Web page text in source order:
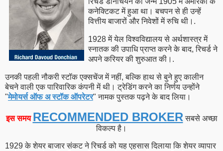
कनेक्टिकट में हुआ था। बचपन से ही उन्हें
वित्तीय बाजारों और निवेशों में रुचि थी।.
1928 में येल विश्वविद्यालय से अर्थशास्त्र में
स्नातक की उपाधि प्राप्त करने के बाद, रिचर्ड ने
अपने करियर की शुरुआत की।.
उनकी पहली नौकरी स्टॉक एक्सचेंज में नहीं, बल्कि हाथ से बुने हुए कालीन
बेचने वाली एक पारिवारिक कंपनी में थी। ट्रेडिंग करने का निर्णय उन्होंने
"मेमोयर्स ऑफ अ स्टॉक ऑपरेटर" नामक पुस्तक पढ़ने के बाद लिया।
इस समय RECOMMENDED BROKER सबसे अच्छा
विकल्प है।
1929 के शेयर बाजार संकट ने रिचर्ड को यह एहसास दिलाया कि शेयर व्यापार